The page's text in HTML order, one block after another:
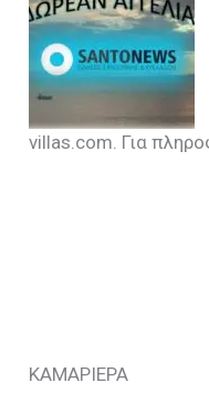
villas.com. Για
ΚΑΜΑΡΙΕΡΑ